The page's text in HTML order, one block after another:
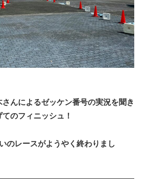
んによるゼッケン番号の実況を聞き
のフィニッシュ！
のレースがようやく終わりまし